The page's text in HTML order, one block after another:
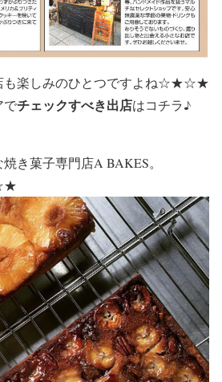
も楽しみのひとつですよね☆★☆★
でチェックすべき出店はコチラ♪
き菓子専門店A BAKES。